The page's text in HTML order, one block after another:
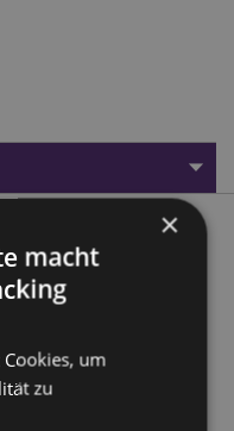
und Schaf Orange
Elastik, saugfähiges
×
macht
um
zu